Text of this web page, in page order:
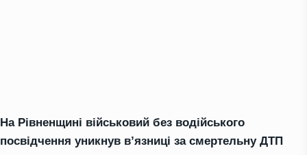
На Рівненщині військовий без водійського
посвідчення уникнув в’язниці за смертельну ДТП